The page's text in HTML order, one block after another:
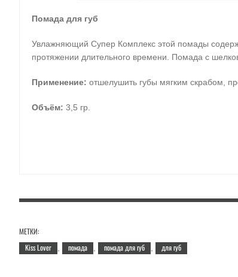
Помада для губ
Увлажняющий Супер Комплекс этой помады
протяжении длительного времени. Помада с
Применение: отшелушить губы мягким скрабом,
Объём: 3,5 гр.
МЕТКИ:
Kiss Lover
помада помада для губ для губ